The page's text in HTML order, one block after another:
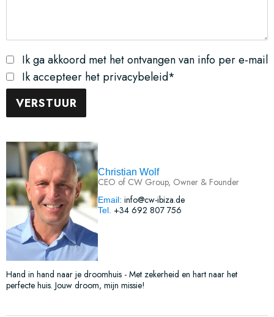
Ik ga akkoord met het ontvangen van info per e-mail
Ik accepteer het privacybeleid*
Christian Wolf
CEO of CW Group, Owner & Founder
Email: info@cw-ibiza.de
Tel. +34 692 807 756
Hand in hand naar je droomhuis - Met zekerheid en hart naar het
perfecte huis. Jouw droom, mijn missie!